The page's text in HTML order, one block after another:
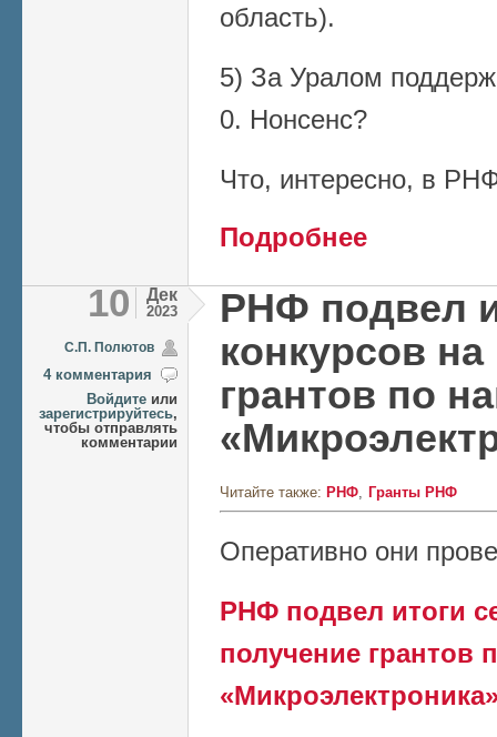
область).
5) За Уралом
0. Нонсенс?
Что, интересно, в
Подробнее
10 Дек
2023
C.П. Полютов
4 комментария
Войдите или
зарегистрируйтесь,
чтобы отправлять
комментарии
РНФ подвел
конкурсов
грантов по
Читайте также: РНФ Гранты РНФ
Оперативно они
РНФ подвел итоги
получение грантов